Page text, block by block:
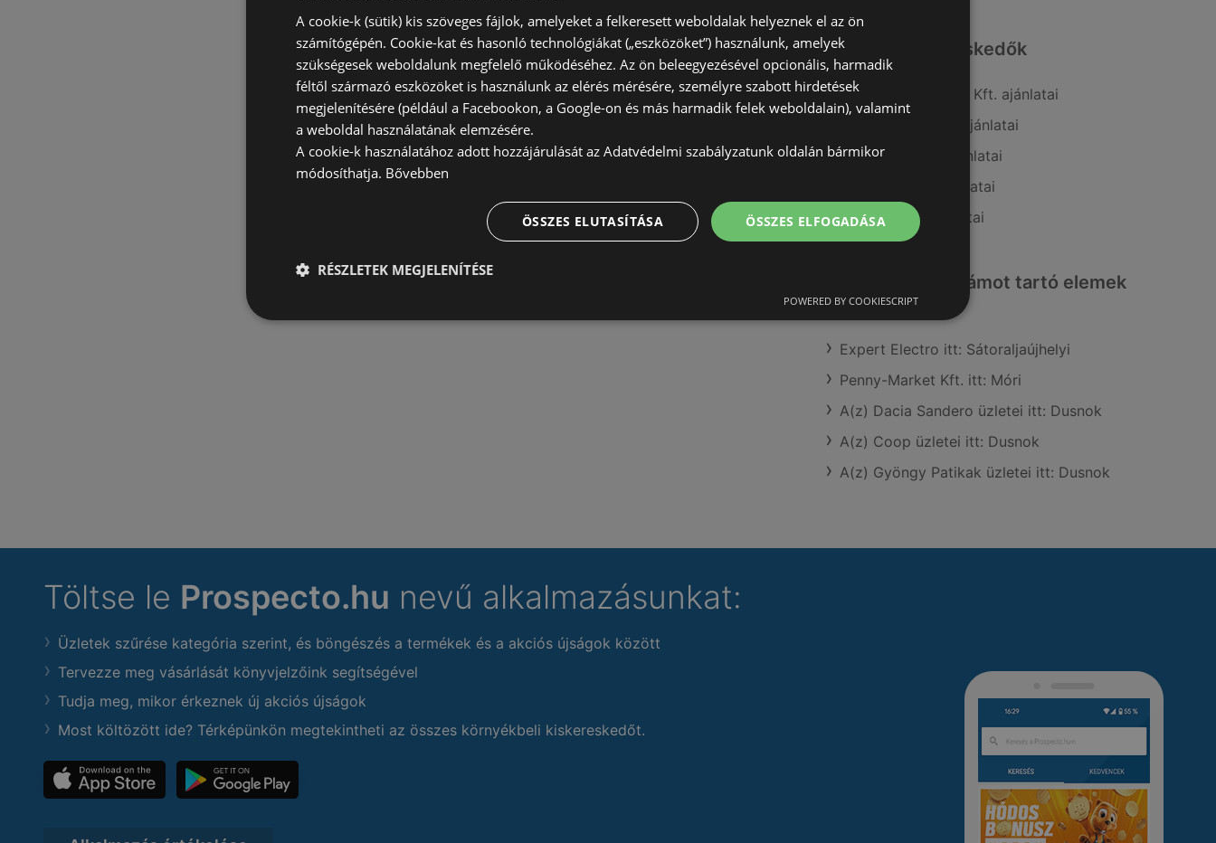
Hasonló kiskereskedők
A(z) Penny-Market Kft. ajánlatai
A(z) Family Frost ajánlatai
A(z) Ecofamily ajánlatai
A(z) Interspar ajánlatai
A(z) G'Roby ajánlatai
Érdeklődésre számot tartó elemek
itt:
Expert Electro itt: Sátoraljaújhelyi
Penny-Market Kft. itt: Móri
A(z) Dacia Sandero üzletei itt: Dusnok
A(z) Coop üzletei itt: Dusnok
A(z) Gyöngy Patikak üzletei itt: Dusnok
Töltse le Prospecto.hu nevű alkalmazásunkat:
Üzletek szűrése kategória szerint, és böngészés a termékek és a akciós újságok között
Tervezze meg vásárlását könyvjelzőink segítségével
Tudja meg, mikor érkeznek új akciós újságok
Most költözött ide? Térképünkön megtekintheti az összes környékbeli kiskereskedőt.
A cookie-k (sütik) kis szöveges fájlok, amelyeket a felkeresett weboldalak helyeznek el az ön
számítógépén. Cookie-kat és hasonló technológiákat („eszközöket”) használunk, amelyek
szükségesek weboldalunk megfelelő működéséhez. Az ön beleegyezésével opcionális, harmadik
féltől származó eszközöket is használunk az elérés mérésére, személyre szabott hirdetések
megjelenítésére (például a Facebookon, a Google-on és más harmadik felek weboldalain), valamint
a weboldal használatának elemzésére.
A cookie-k használatához adott hozzájárulását az Adatvédelmi szabályzatunk oldalán bármikor
módosíthatja. Bővebben
ÖSSZES ELFOGADÁSA
ÖSSZES ELUTASÍTÁSA
RÉSZLETEK MEGJELENÍTÉSE
POWERED BY COOKIESCRIPT